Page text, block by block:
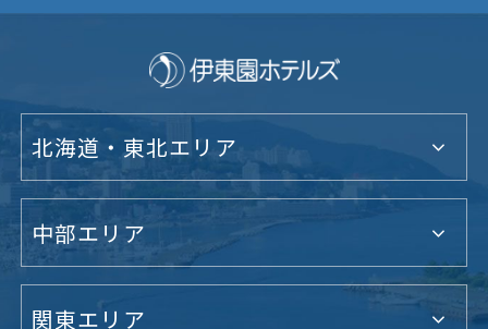
北海道・東北エリア
中部エリア
関東エリア